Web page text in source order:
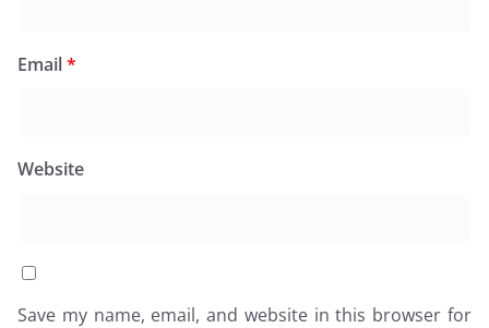
Email*
Website
Save my name, email, and website in this browser for